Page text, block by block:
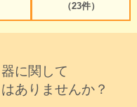
（23件）
に関して
はありませんか？